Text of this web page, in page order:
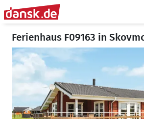
Ferienhaus F09163 in